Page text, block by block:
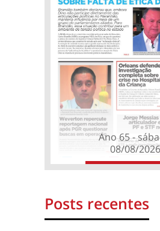
Ano 65 -
08/08/2026
Posts recentes